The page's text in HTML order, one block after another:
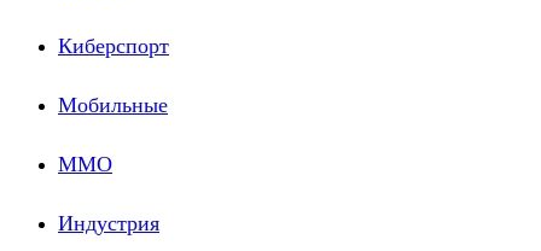
Киберспорт
Мобильные
ММО
Индустрия